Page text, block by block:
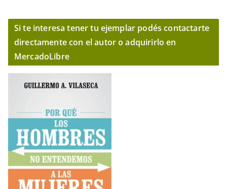
Si te interesa tener tu ejemplar podés contactarte
directamente con el autor o adquirirlo en
MercadoLibre